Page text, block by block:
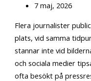
7 maj, 2026
Flera journalister
plats, vid samma
stannar inte vid
och sociala medier
ofta besökt på